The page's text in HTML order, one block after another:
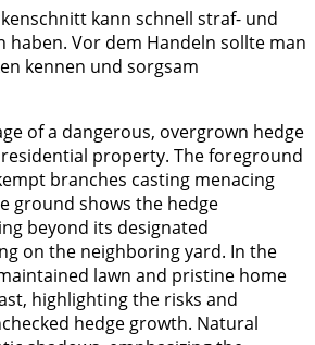
kann schnell straf- und
haben. Vor dem Handeln sollte man
kennen und sorgsam